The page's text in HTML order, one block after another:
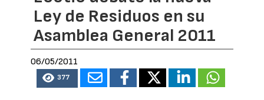
Ley de Residuos en su
Asamblea General 2011
06/05/2011
377